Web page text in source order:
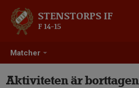
Matcher
STENSTORPS IF
F 14-15
Aktiviteten är borttagen